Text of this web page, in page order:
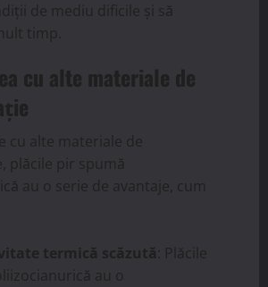
de mediu dificile și să
timp.
cu alte materiale de
cu alte materiale de
plăcile pir spumă
au o serie de avantaje, cum
termică scăzută : Plăcile
au o